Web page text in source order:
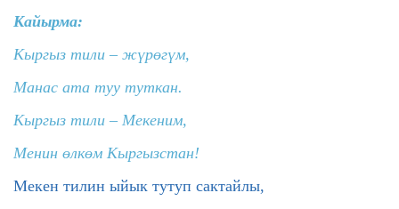
Кайырма:
Кыргыз тили – жүрөгүм,
Манас ата туу туткан.
Кыргыз тили – Мекеним,
Менин өлкөм Кыргызстан!
Мекен тилин ыйык тутуп сактайлы,